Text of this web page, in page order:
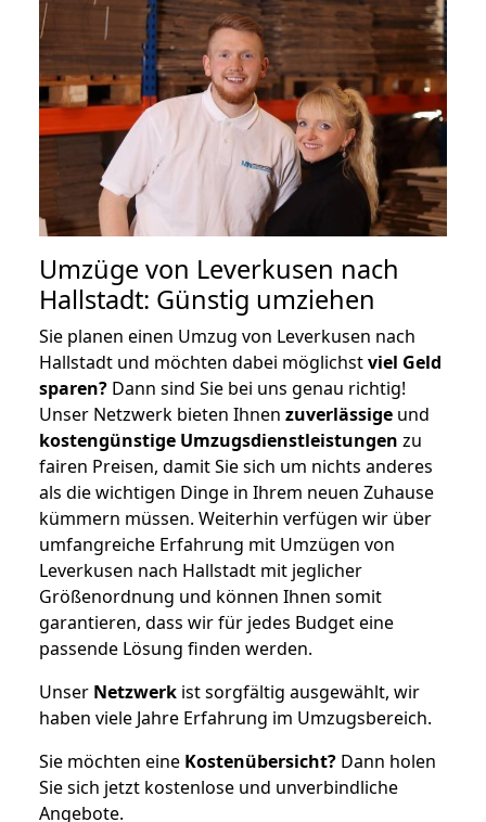
Umzüge von Leverkusen nach
Hallstadt: Günstig umziehen
Sie planen einen Umzug von Leverkusen nach
Hallstadt und möchten dabei möglichstviel Geld
sparen? Dann sind Sie bei uns genau richtig!
Unser Netzwerk bieten Ihnen zuverlässige und
kostengünstige Umzugsdienstleistungen zu
fairen Preisen, damit Sie sich um nichts anderes
als die wichtigen Dinge in Ihrem neuen Zuhause
kümmern müssen. Weiterhin verfügen wir über
umfangreiche Erfahrung mit Umzügen von
Leverkusen nach Hallstadt mit jeglicher
Größenordnung und können Ihnen somit
garantieren, dass wir für jedes Budget eine
passende Lösung finden werden.
Unser Netzwerk ist sorgfältig ausgewählt, wir
haben viele Jahre Erfahrung im Umzugsbereich.
Sie möchten eine Kostenübersicht? Dann holen
Sie sich jetzt kostenlose und unverbindliche
Angebote.